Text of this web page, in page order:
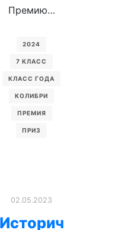
Премию…
2024
7 КЛАСС
КЛАСС ГОДА
КОЛИБРИ
ПРЕМИЯ
ПРИЗ
02.05.2023
Историч